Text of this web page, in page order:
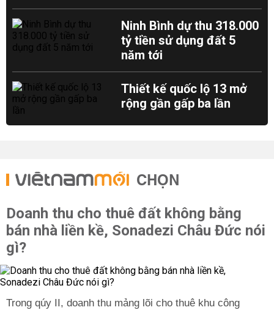
Ninh Bình dự thu 318.000
tỷ tiền sử dụng đất 5
năm tới
Thiết kế quốc lộ 13 mở
rộng gần gấp ba lần
CHỌN
Doanh thu cho thuê đất không bằng
bán nhà liền kề, Sonadezi Châu Đức nói
gì?
Trong qúy II, doanh thu mảng lõi cho thuê khu công